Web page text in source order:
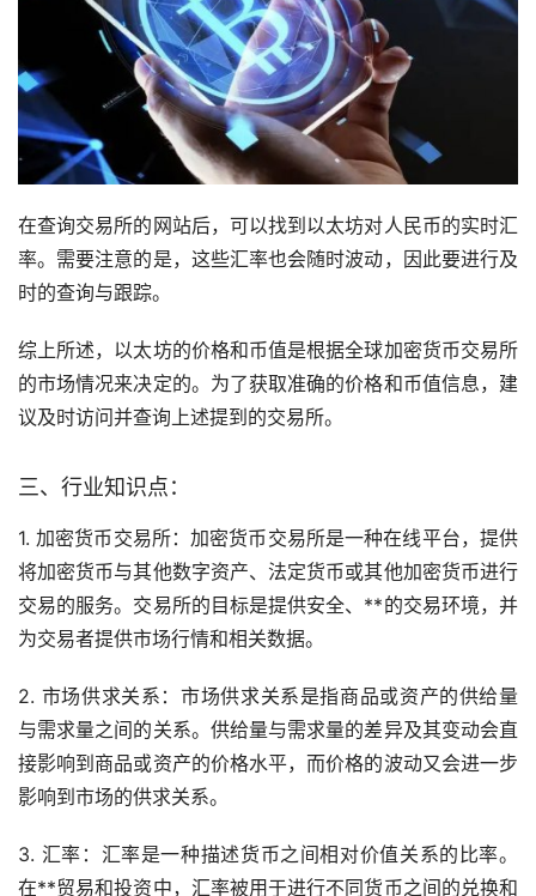
在查询交易所的网站后，可以找到以太坊对人民币的实时汇
率。需要注意的是，这些汇率也会随时波动，因此要进行及
时的查询与跟踪。
综上所述，以太坊的价格和币值是根据全球加密货币交易所
的市场情况来决定的。为了获取准确的价格和币值信息，建
议及时访问并查询上述提到的交易所。
三、行业知识点：
1. 加密货币交易所：加密货币交易所是一种在线平台，提供
将加密货币与其他数字资产、法定货币或其他加密货币进行
交易的服务。交易所的目标是提供安全、**的交易环境，并
为交易者提供市场行情和相关数据。
2. 市场供求关系：市场供求关系是指商品或资产的供给量
与需求量之间的关系。供给量与需求量的差异及其变动会直
接影响到商品或资产的价格水平，而价格的波动又会进一步
影响到市场的供求关系。
3. 汇率：汇率是一种描述货币之间相对价值关系的比率。
在**贸易和投资中，汇率被用于进行不同货币之间的兑换和